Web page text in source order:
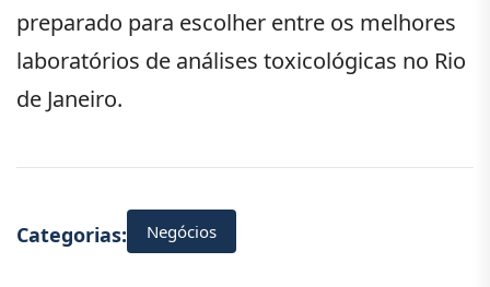
preparado para escolher entre os melhores
laboratórios de análises toxicológicas no Rio
de Janeiro.
Categorias: Negócios